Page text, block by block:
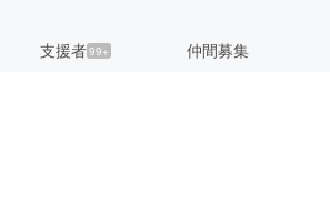
支援者99+ 仲間募集